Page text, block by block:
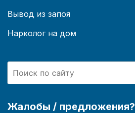
Вывод из запоя
Нарколог на дом
Жалобы / предложения?